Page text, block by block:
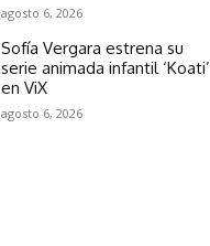
agosto 6, 2026
Sofía Vergara estrena su
serie animada infantil ‘Koati’
en ViX
agosto 6, 2026